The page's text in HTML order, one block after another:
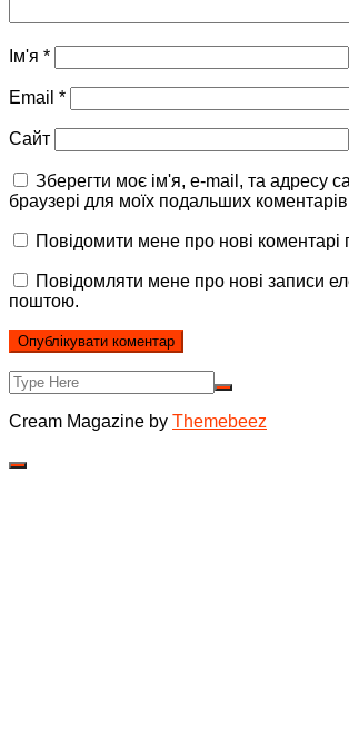
Ім'я *
Email *
Сайт
Зберегти моє ім'я, e-mail, та адресу
браузері для моїх подальших
Повідомити мене про нові коментарі
Повідомляти мене про нові записи
поштою.
Cream Magazine by Themebeez